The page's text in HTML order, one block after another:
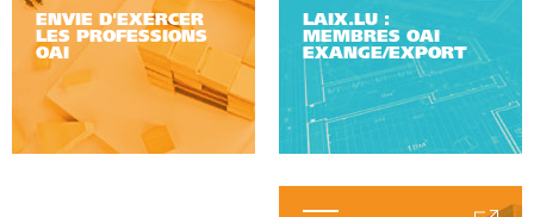
ENVIE D'EXERCER
LES PROFESSIONS
OAI
LAIX.LU :
MEMBRES OAI
EXANGE/EXPORT